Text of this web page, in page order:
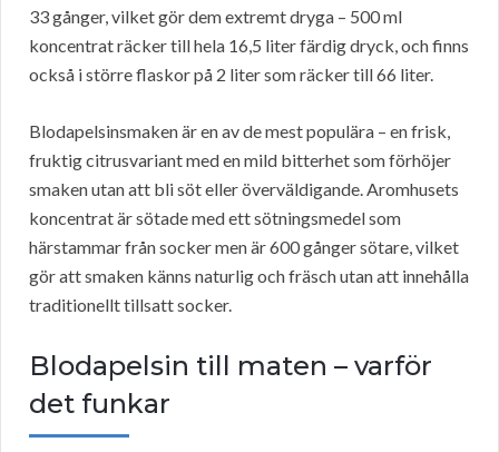
33 gånger, vilket gör dem extremt dryga – 500 ml
koncentrat räcker till hela 16,5 liter färdig dryck, och finns
också i större flaskor på 2 liter som räcker till 66 liter.
Blodapelsinsmaken är en av de mest populära – en frisk,
fruktig citrusvariant med en mild bitterhet som förhöjer
smaken utan att bli söt eller överväldigande. Aromhusets
koncentrat är sötade med ett sötningsmedel som
härstammar från socker men är 600 gånger sötare, vilket
gör att smaken känns naturlig och fräsch utan att innehålla
traditionellt tillsatt socker.
Blodapelsin till maten – varför
det funkar